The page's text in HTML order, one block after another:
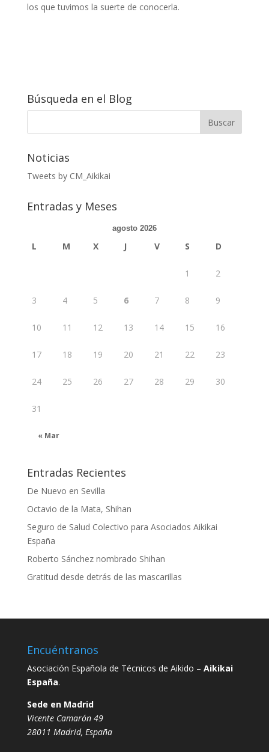
los que tuvimos la suerte de conocerla.
Búsqueda en el Blog
Noticias
Tweets by CM_Aikikai
Entradas y Meses
agosto 2026
L M X J V S D
« Mar
1 2
3 4 5 6 7 8 9
10 11 12 13 14 15 16
17 18 19 20 21 22 23
24 25 26 27 28 29 30
31
Entradas Recientes
De Nuevo en Sevilla
Octavio de la Mata, Shihan
Seguro de Salud Colectivo para Asociados Aikikai
España
Roberto Sánchez nombrado Shihan
Gratitud desde detrás de las mascarillas
Encuéntranos
Asociación Española de Técnicos de Aikido – Aikikai
España.
Sede en Madrid
Vicente Camarón 49
28011 Madrid, España